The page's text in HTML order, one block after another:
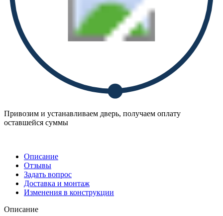
Привозим и устанавливаем дверь, получаем оплату
оставшейся суммы
Описание
Отзывы
Задать вопрос
Доставка и монтаж
Изменения в конструкции
Описание